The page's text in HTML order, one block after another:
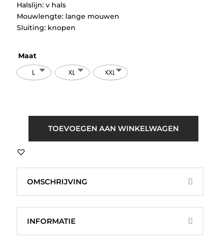
Halslijn: v hals
Mouwlengte: lange mouwen
Sluiting: knopen
Maat
L XL XXL
Vest
TOEVOEGEN AAN WINKELWAGEN
OMSCHRIJVING
INFORMATIE